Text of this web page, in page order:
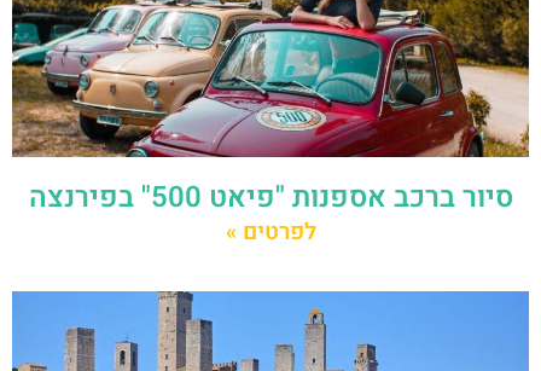
סיור ברכב אספנות "פיאט 500" בפירנצה
לפרטים »